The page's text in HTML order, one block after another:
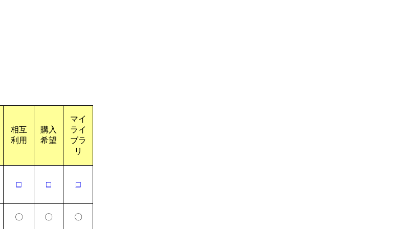
相互
利用
購入
希望
マイ
ライ
ブラ
リ
□ □ □
〇 〇 〇